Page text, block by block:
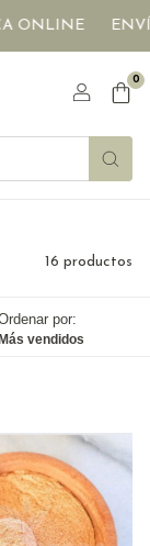
ENVÍOS A
0
16 productos
por:
Más vendidos